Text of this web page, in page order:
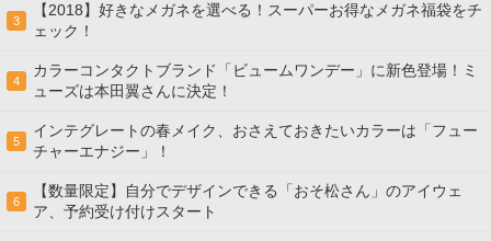
3
【2018】好きなメガネを選べる！スーパーお得なメガネ福袋をチ
ェック！
4
カラーコンタクトブランド「ビュームワンデー」に新色登場！ミ
ューズは本田翼さんに決定！
5
インテグレートの春メイク、おさえておきたいカラーは「フュー
チャーエナジー」！
6
【数量限定】自分でデザインできる「おそ松さん」のアイウェ
ア、予約受け付けスタート